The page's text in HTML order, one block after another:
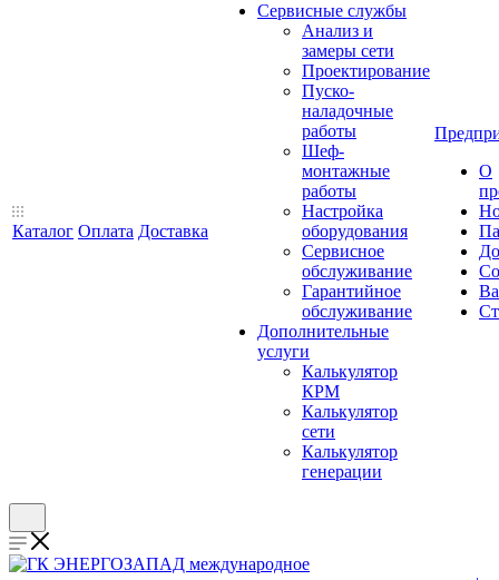
Каталог Оплата Доставка
Сервисные службы
Анализ и
замеры сети
Проектирование
Пуско-
наладочные
работы
Шеф-
монтажные
работы
Настройка
оборудования
Сервисное
обслуживание
Гарантийное
обслуживание
Дополнительные
услуги
Калькулятор
КРМ
Калькулятор
сети
Калькулятор
генерации
О